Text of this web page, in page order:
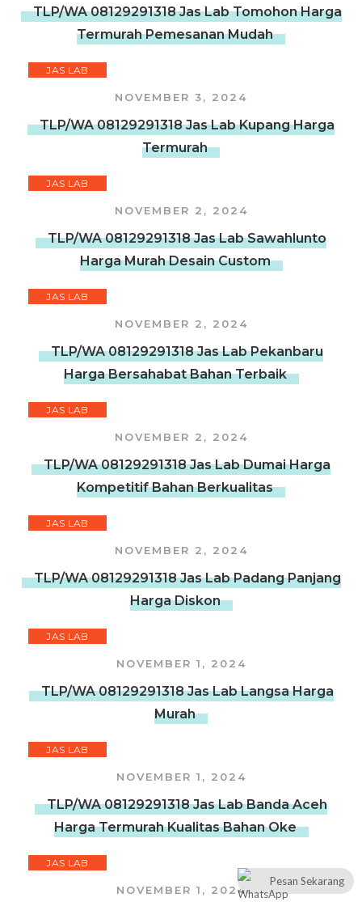
TLP/WA 08129291318 Jas Lab Tomohon Harga
Termurah Pemesanan Mudah
JAS LAB
NOVEMBER 3, 2024
TLP/WA 08129291318 Jas Lab Kupang Harga
Termurah
JAS LAB
NOVEMBER 2, 2024
TLP/WA 08129291318 Jas Lab Sawahlunto
Harga Murah Desain Custom
JAS LAB
NOVEMBER 2, 2024
TLP/WA 08129291318 Jas Lab Pekanbaru
Harga Bersahabat Bahan Terbaik
JAS LAB
NOVEMBER 2, 2024
TLP/WA 08129291318 Jas Lab Dumai Harga
Kompetitif Bahan Berkualitas
JAS LAB
NOVEMBER 2, 2024
TLP/WA 08129291318 Jas Lab Padang Panjang
Harga Diskon
JAS LAB
NOVEMBER 1, 2024
TLP/WA 08129291318 Jas Lab Langsa Harga
Murah
JAS LAB
NOVEMBER 1, 2024
TLP/WA 08129291318 Jas Lab Banda Aceh
Harga Termurah Kualitas Bahan Oke
JAS LAB
NOVEMBER 1, 2024
Pesan Sekarang